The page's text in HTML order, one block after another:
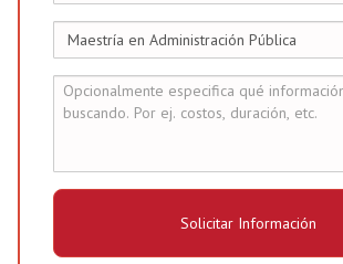
Solicitar Información